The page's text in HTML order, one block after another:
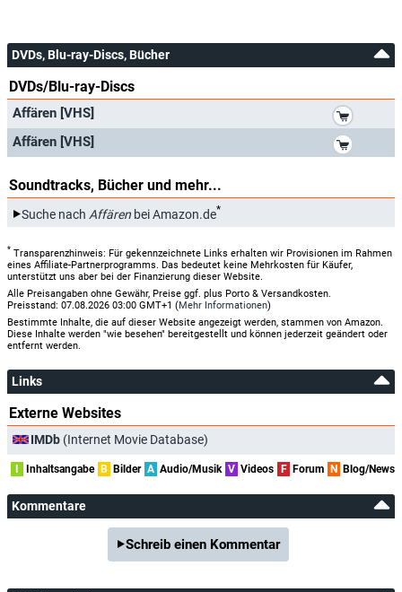
DVDs, Blu-ray-Discs, Bücher
DVDs/Blu-ray-Discs
Affären [VHS]
Affären [VHS]
Soundtracks, Bücher und mehr...
Suche nach Affären bei Amazon.de*
* Transparenzhinweis: Für gekennzeichnete Links erhalten wir Provisionen im Rahmen
eines Affiliate-Partnerprogramms. Das bedeutet keine Mehrkosten für Käufer,
unterstützt uns aber bei der Finanzierung dieser Website.
Alle Preisangaben ohne Gewähr, Preise ggf. plus Porto & Versandkosten.
Preisstand: 07.08.2026 03:00 GMT+1 (Mehr Informationen)
Bestimmte Inhalte, die auf dieser Website angezeigt werden, stammen von Amazon.
Diese Inhalte werden "wie besehen" bereitgestellt und können jederzeit geändert oder
entfernt werden.
Links
Externe Websites
IMDb (Internet Movie Database)
I Inhaltsangabe B Bilder A Audio/Musik V Videos F Forum N Blog/News
Kommentare
Schreib einen Kommentar